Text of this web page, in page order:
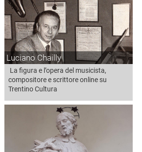
Luciano Chailly
La figura e l’opera del musicista,
compositore e scrittore online su
Trentino Cultura